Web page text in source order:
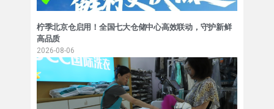
柠季北京仓启用！全国七大仓储中心高效联动，守护新鲜
高品质
2026-08-06